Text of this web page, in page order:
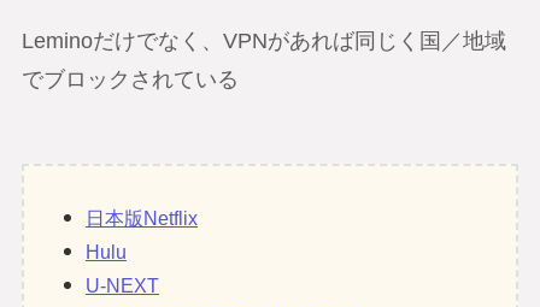
Leminoだけでなく、VPNがあれば同じく国／地域
でブロックされている
日本版Netflix
Hulu
U-NEXT